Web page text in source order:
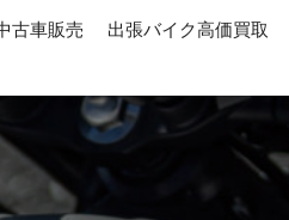
古車販売 出張バイク高価買取